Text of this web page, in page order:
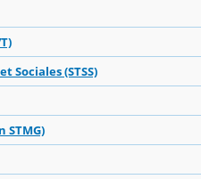
Sociales (STSS)
STMG)